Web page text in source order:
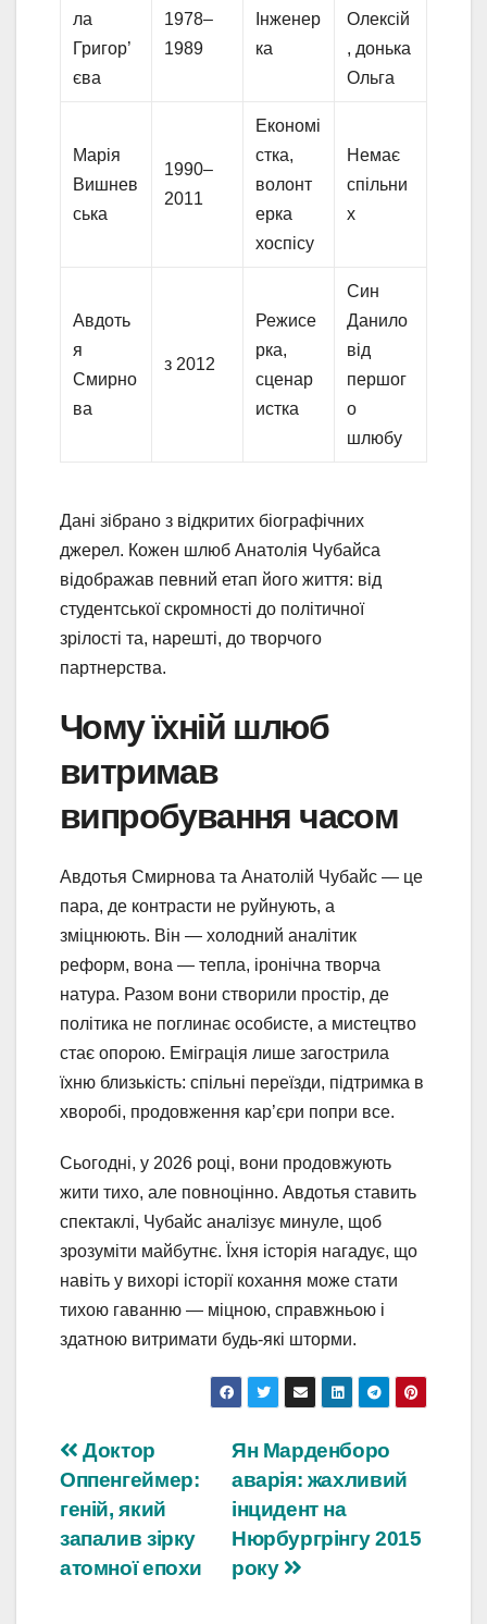
ла
Григор’
єва
1978–
1989
Інженер
ка
Олексій
, донька
Ольга
Марія
Вишнев
ська
1990–
2011
Економі
стка,
волонт
ерка
хоспісу
Немає
спільни
х
Авдоть
я
Смирно
ва
з 2012
Режисе
рка,
сценар
истка
Син
Данило
від
першог
о
шлюбу
Дані зібрано з відкритих біографічних
джерел. Кожен шлюб Анатолія Чубайса
відображав певний етап його життя: від
студентської скромності до політичної
зрілості та, нарешті, до творчого
партнерства.
Чому їхній шлюб
витримав
випробування часом
Авдотья Смирнова та Анатолій Чубайс — це
пара, де контрасти не руйнують, а
зміцнюють. Він — холодний аналітик
реформ, вона — тепла, іронічна творча
натура. Разом вони створили простір, де
політика не поглинає особисте, а мистецтво
стає опорою. Еміграція лише загострила
їхню близькість: спільні переїзди, підтримка в
хворобі, продовження кар’єри попри все.
Сьогодні, у 2026 році, вони продовжують
жити тихо, але повноцінно. Авдотья ставить
спектаклі, Чубайс аналізує минуле, щоб
зрозуміти майбутнє. Їхня історія нагадує, що
навіть у вихорі історії кохання може стати
тихою гаванню — міцною, справжньою і
здатною витримати будь-які шторми.
Навігація
записів
Ян Марденборо
аварія: жахливий
інцидент на
Нюрбургрінгу 2015
року
Доктор
Оппенгеймер:
геній, який
запалив зірку
атомної епохи